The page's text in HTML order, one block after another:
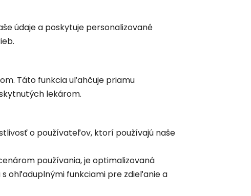
údaje a poskytuje personalizované
Táto funkcia uľahčuje priamu
lekárom.
o používateľov, ktorí používajú naše
používania, je optimalizovaná
ohľaduplnými funkciami pre zdieľanie a